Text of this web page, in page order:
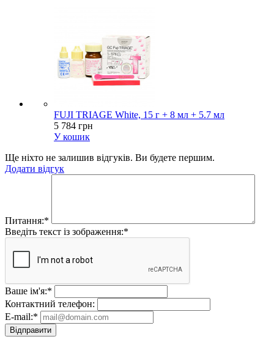
FUJI TRIAGE White, 15 г + 8 мл + 5.7 мл
5 784 грн
У кошик
Ще ніхто не залишив відгуків. Ви будете першим.
Додати відгук
Питання:*
Введіть текст із зображення:*
Ваше ім'я:*
Контактний телефон:
E-mail:*
Відправити